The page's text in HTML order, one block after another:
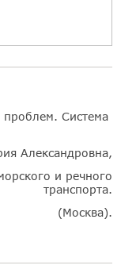
проблем. Система
Александровна,
и речного
транспорта.
(Москва).